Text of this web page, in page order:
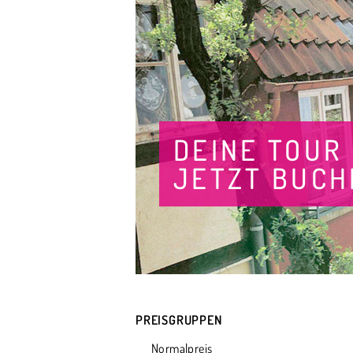
DEINE TOUR
JETZT
PREISGRUPPEN
Normalpreis